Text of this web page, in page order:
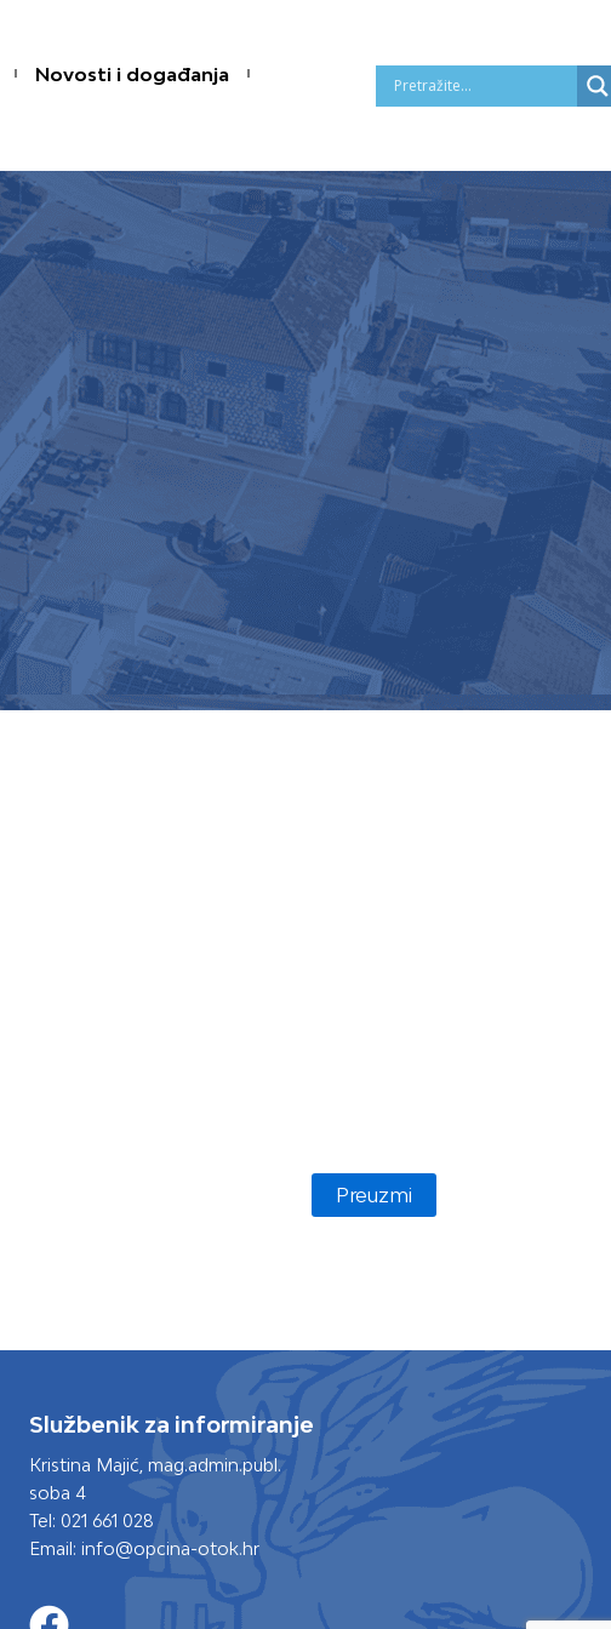
Novosti i događanja
Preuzmi
Službenik za informiranje
Kristina Majić, mag.admin.publ.
soba 4
Tel: 021 661 028
Email: info@opcina-otok.hr